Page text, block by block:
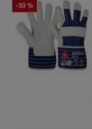
-33 %